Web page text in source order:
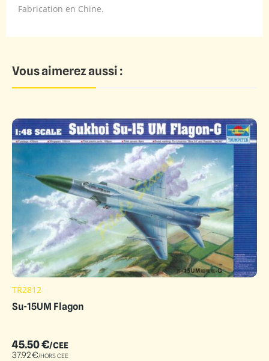
Fabrication en Chine.
Vous aimerez aussi :
TR2812
Su-15UM Flagon
45.50€/CEE
37.92€/HORS CEE